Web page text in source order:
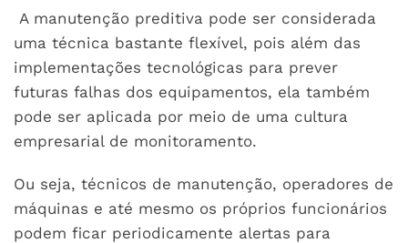
A manutenção preditiva pode ser considerada
uma técnica bastante flexível, pois além das
implementações tecnológicas para prever
futuras falhas dos equipamentos, ela também
pode ser aplicada por meio de uma cultura
empresarial de monitoramento.
Ou seja, técnicos de manutenção, operadores de
máquinas e até mesmo os próprios funcionários
podem ficar periodicamente alertas para